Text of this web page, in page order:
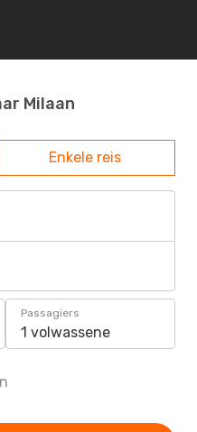
Milaan
Enkele reis
Passagiers
1 volwassene